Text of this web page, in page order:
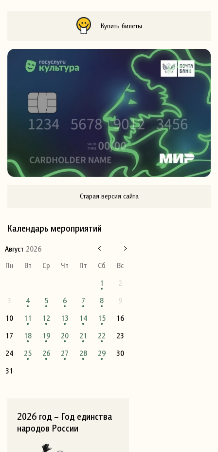
Купить билеты
Старая версия сайта
Календарь мероприятий
Август 2026
Пн
Вт Ср Чт Пт Сб
Вс
1
2
3
4 5 6 7 8
9
10
11 12 13 14 15
16
17
18 19 20 21 22
23
24
25 26 27 28 29
30
31
2026 год – Год единства
народов России